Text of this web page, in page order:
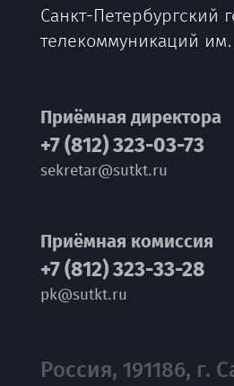
Санкт-Петербургский
телекоммуникаций
Приёмная директора
+7 (812) 323-03-73
sekretar@sutkt.ru
Приёмная комиссия
+7 (812) 323-33-28
pk@sutkt.ru
Россия, 191186, г.